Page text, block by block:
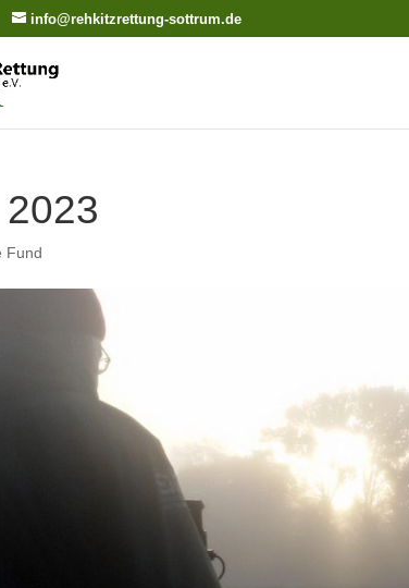
info@rehkitzrettung-sottrum.de
Fund